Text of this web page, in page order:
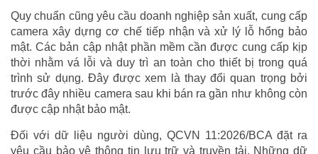
Quy chuẩn cũng yêu cầu doanh nghiệp sản xuất, cung cấp
camera xây dựng cơ chế tiếp nhận và xử lý lỗ hổng bảo
mật. Các bản cập nhật phần mềm cần được cung cấp kịp
thời nhằm vá lỗi và duy trì an toàn cho thiết bị trong quá
trình sử dụng. Đây được xem là thay đổi quan trọng bởi
trước đây nhiều camera sau khi bán ra gần như không còn
được cập nhật bảo mật.
Đối với dữ liệu người dùng, QCVN 11:2026/BCA đặt ra
yêu cầu bảo vệ thông tin lưu trữ và truyền tải. Những dữ